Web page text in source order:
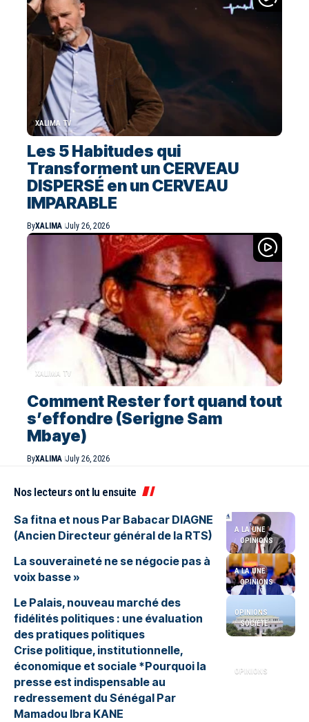
XALIMA TV
Les 5 Habitudes qui
Transforment un CERVEAU
DISPERSÉ en un CERVEAU
IMPARABLE
ByXALIMA July 26, 2026
XALIMA TV
Comment Rester fort quand tout
s’effondre (Serigne Sam
Mbaye)
ByXALIMA July 26, 2026
Nos lecteurs ont lu ensuite
A LA UNE
OPINIONS
Sa fitna et nous Par Babacar DIAGNE
(Ancien Directeur général de la RTS)
A LA UNE
OPINIONS
La souveraineté ne se négocie pas à
voix basse »
OPINIONS
SOCIETE
Le Palais, nouveau marché des
fidélités politiques : une évaluation
des pratiques politiques
OPINIONS
Crise politique, institutionnelle,
économique et sociale *Pourquoi la
presse est indispensable au
redressement du Sénégal Par
Mamadou Ibra KANE